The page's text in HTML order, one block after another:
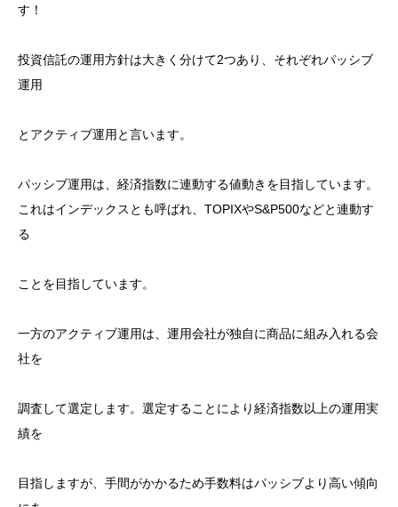
す！
投資信託の運用方針は大きく分けて2つあり、それぞれパッシブ
運用
とアクティブ運用と言います。
パッシブ運用は、経済指数に連動する値動きを目指しています。
これはインデックスとも呼ばれ、 TOPIXやS&P500などと連動す
る
ことを目指しています。
一方のアクティブ運用は、運用会社が独自に商品に組み入れる会
社を
調査して選定します。選定することにより経済指数以上の運用実
績を
目指しますが、手間がかかるため手数料はパッシブより高い傾向